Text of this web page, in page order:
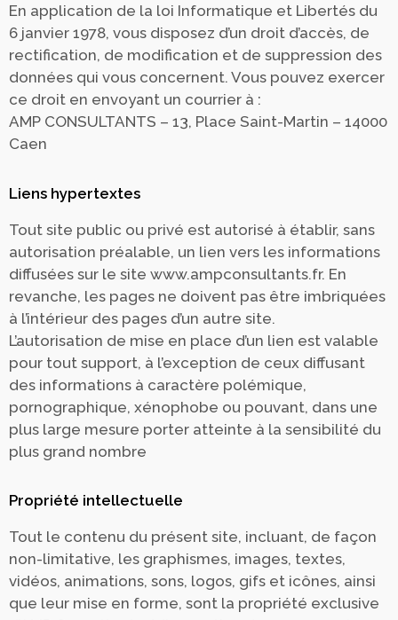
En application de la loi Informatique et Libertés du
6 janvier 1978, vous disposez d’un droit d’accès, de
rectification, de modification et de suppression des
données qui vous concernent. Vous pouvez exercer
ce droit en envoyant un courrier à :
AMP CONSULTANTS – 13, Place Saint-Martin – 14000
Caen
Liens hypertextes
Tout site public ou privé est autorisé à établir, sans
autorisation préalable, un lien vers les informations
diffusées sur le site www.ampconsultants.fr. En
revanche, les pages ne doivent pas être imbriquées
à l’intérieur des pages d’un autre site.
L’autorisation de mise en place d’un lien est valable
pour tout support, à l’exception de ceux diffusant
des informations à caractère polémique,
pornographique, xénophobe ou pouvant, dans une
plus large mesure porter atteinte à la sensibilité du
plus grand nombre
Propriété intellectuelle
Tout le contenu du présent site, incluant, de façon
non-limitative, les graphismes, images, textes,
vidéos, animations, sons, logos, gifs et icônes, ainsi
que leur mise en forme, sont la propriété exclusive